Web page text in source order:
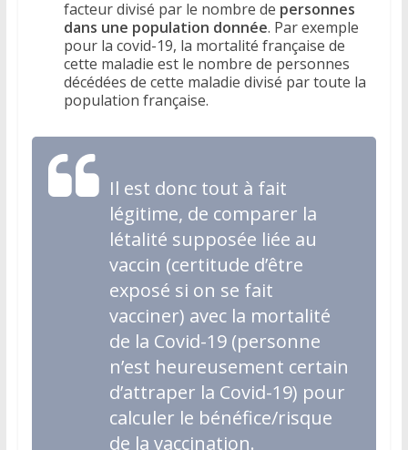
facteur divisé par le nombre de personnes
dans une population donnée. Par exemple
pour la covid-19, la mortalité française de
cette maladie est le nombre de personnes
décédées de cette maladie divisé par toute la
population française.
Il est donc tout à fait
légitime, de comparer la
létalité supposée liée au
vaccin (certitude d’être
exposé si on se fait
vacciner) avec la mortalité
de la Covid-19 (personne
n’est heureusement certain
d’attraper la Covid-19) pour
calculer le bénéfice/risque
de la vaccination.